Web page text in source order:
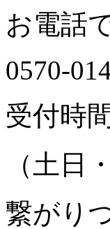
お電話
0570-01
受付時
（土日
繋がり